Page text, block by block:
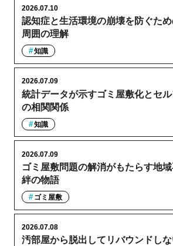
認知症と生活環境の崩壊を防ぐた
周囲の理解
2026.07.10
知識
統計データが示すゴミ屋敷化とセ
の相関関係
2026.07.09
知識
ゴミ屋敷問題の解消がもたらす地
絆の物語
2026.07.09
ゴミ屋敷
汚部屋から脱出してリバウンドし
2026.07.08